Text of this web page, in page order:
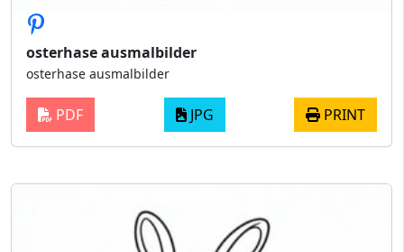
osterhase ausmalbilder
osterhase ausmalbilder
PDF JPG PRINT